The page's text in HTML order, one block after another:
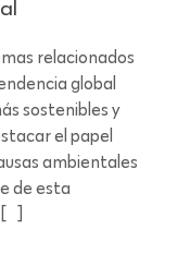
relacionados
global
sostenibles y
el papel
ambientales
de esta